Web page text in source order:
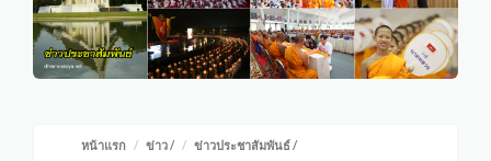
หน้าแรก ข่าว/ ข่าวประชาสัมพันธ์/